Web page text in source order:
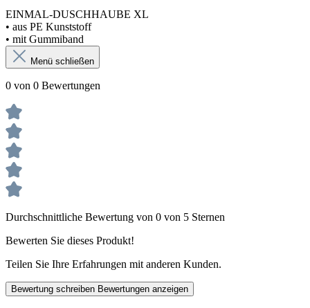
EINMAL-DUSCHHAUBE XL
• aus PE Kunststoff
• mit Gummiband
Menü schließen
0 von 0 Bewertungen
Durchschnittliche Bewertung von 0 von 5 Sternen
Bewerten Sie dieses Produkt!
Teilen Sie Ihre Erfahrungen mit anderen Kunden.
Bewertung schreiben Bewertungen anzeigen